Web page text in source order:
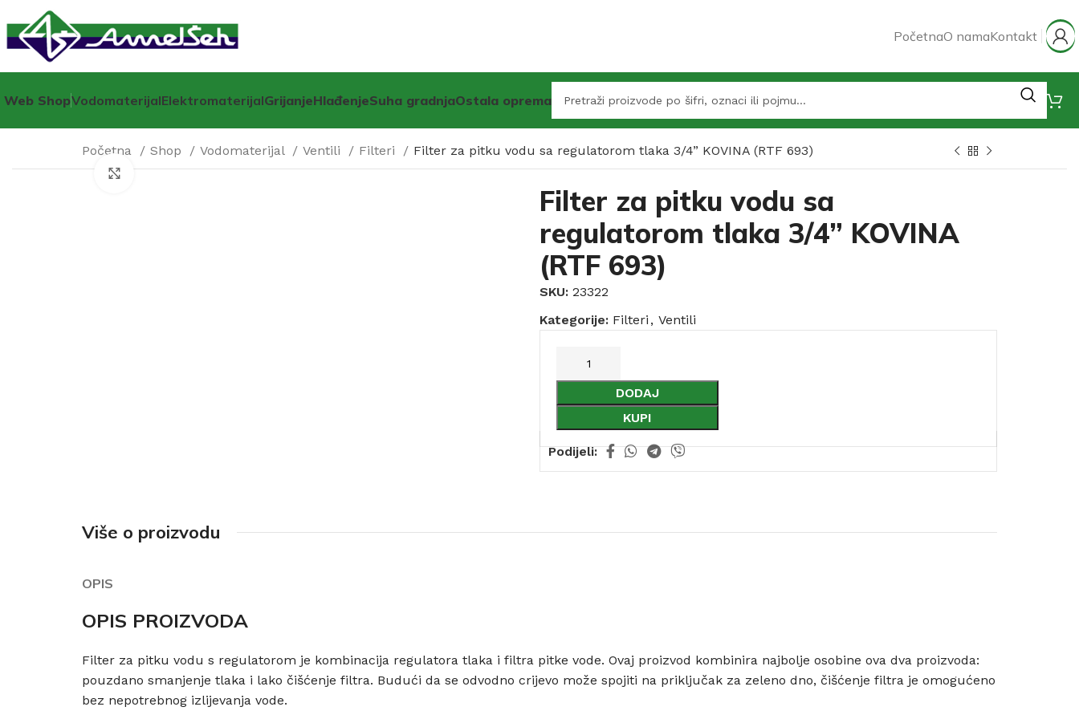
PočetnaO namaKontakt
Web ShopVodomaterijalElektromaterijalGrijanjeHlađenjeSuha gradnjaOstala oprema
Početna Shop Vodomaterijal Ventili Filteri Filter za pitku vodu sa regulatorom tlaka 3/4” KOVINA (RTF 693)
Click to enlarge
Filter za pitku vodu sa
regulatorom tlaka 3/4” KOVINA
(RTF 693)
SKU: 23322
Kategorije: Filteri , Ventili
DODAJ
KUPI
Podijeli:
Više o proizvodu
OPIS
OPIS PROIZVODA
Filter za pitku vodu s regulatorom je kombinacija regulatora tlaka i filtra pitke vode. Ovaj proizvod kombinira najbolje osobine ova dva proizvoda:
pouzdano smanjenje tlaka i lako čišćenje filtra. Budući da se odvodno crijevo može spojiti na priključak za zeleno dno, čišćenje filtra je omogućeno
bez nepotrebnog izlijevanja vode.